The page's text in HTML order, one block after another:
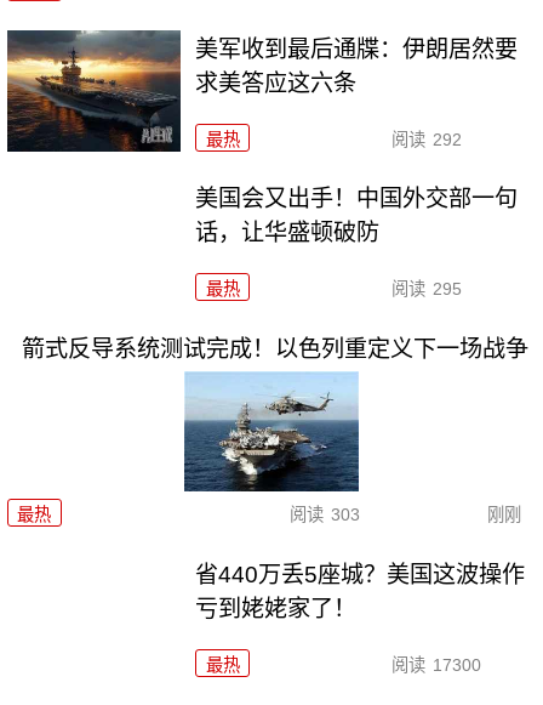
美军收到最后通牒：伊朗居然要
求美答应这六条
最热 阅读 292
美国会又出手！中国外交部一句
话，让华盛顿破防
最热 阅读 295
箭式反导系统测试完成！以色列重定义下一场战争
最热 阅读 303 刚刚
省440万丢5座城？美国这波操作
亏到姥姥家了！
最热 阅读 17300